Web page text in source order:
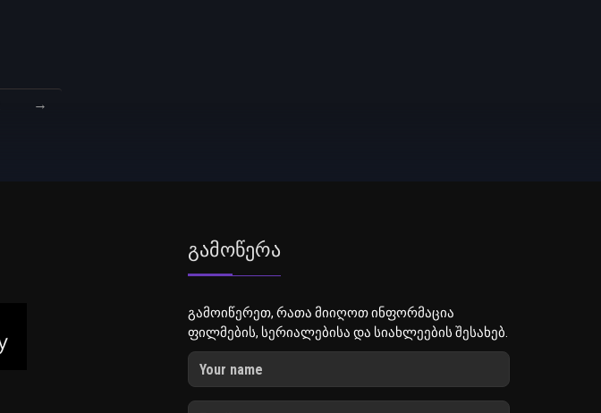
→
Გამოწერა
გამოიწერეთ, რათა მიიღოთ ინფორმაცია
ფილმების, სერიალებისა და სიახლეების შესახებ.